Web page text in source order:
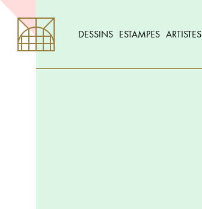
DESSINS ESTAMPES ARTISTES